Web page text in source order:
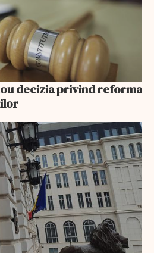
decizia privind reforma